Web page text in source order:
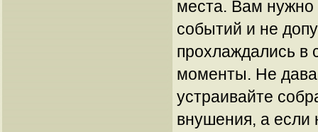
места. Вам нужно
событий и не
прохлаждались в
моменты. Не
устраивайте
внушения, а